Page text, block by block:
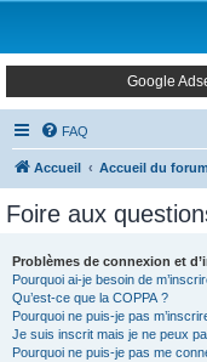
Google
FAQ
Accueil Accueil du forum
Foire aux
Problèmes de connexion et
Pourquoi ai-je besoin de
Qu’est-ce que la COPPA ?
Pourquoi ne puis-je pas
Je suis inscrit mais je ne peux
Pourquoi ne puis-je pas me
Panneau de gestion des cookies